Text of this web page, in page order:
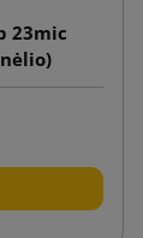
23mic